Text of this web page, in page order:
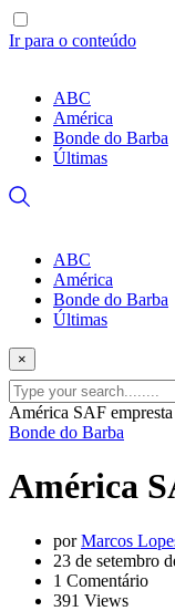
Ir para o conteúdo
ABC
América
Bonde do Barba
Últimas
ABC
América
Bonde do Barba
Últimas
×
América SAF empresta
Bonde do Barba
América
porMarcos
23 de setembro
1 Comentário
391 Views